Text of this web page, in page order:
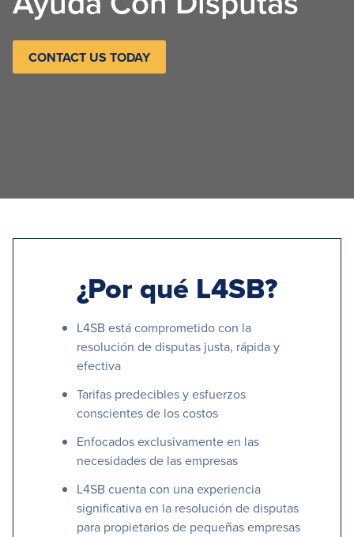
CONTACT US TODAY
¿Por qué L4SB?
L4SB está comprometido con la
resolución de disputas justa, rápida y
efectiva
Tarifas predecibles y esfuerzos
conscientes de los costos
Enfocados exclusivamente en las
necesidades de las empresas
L4SB cuenta con una experiencia
significativa en la resolución de disputas
para propietarios de pequeñas empresas